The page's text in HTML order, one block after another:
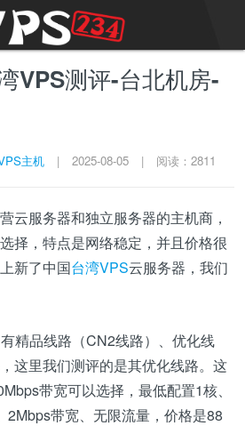
VPS测评-台北机房-
主机 | 2025-08-05 | 阅读：2811
云服务器和独立服务器的主机商，
择，特点是网络稳定，并且价格很
新了中国台湾VPS云服务器，我们
精品线路（CN2线路）、优化线
这里我们测评的是其优化线路。这
带宽可以选择，最低配置1核、
2Mbps带宽、无限流量，价格是88